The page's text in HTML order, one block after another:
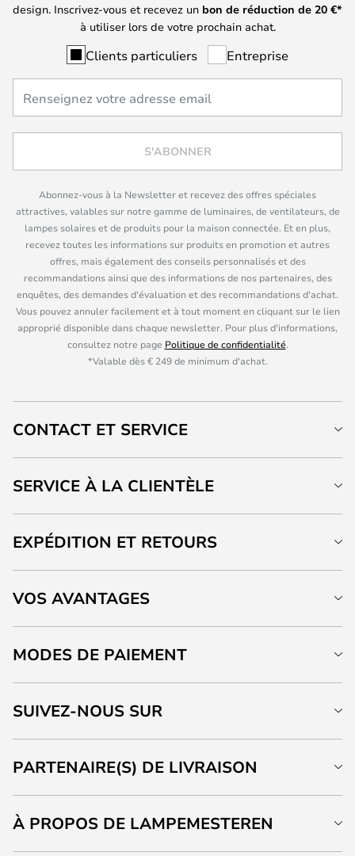
design. Inscrivez-vous et recevez un bon de réduction de 20 €*
à utiliser lors de votre prochain achat.
Clients particuliers Entreprise
S'ABONNER
Abonnez-vous à la Newsletter et recevez des offres spéciales
attractives, valables sur notre gamme de luminaires, de ventilateurs, de
lampes solaires et de produits pour la maison connectée. Et en plus,
recevez toutes les informations sur produits en promotion et autres
offres, mais également des conseils personnalisés et des
recommandations ainsi que des informations de nos partenaires, des
enquêtes, des demandes d'évaluation et des recommandations d'achat.
Vous pouvez annuler facilement et à tout moment en cliquant sur le lien
approprié disponible dans chaque newsletter. Pour plus d'informations,
consultez notre page Politique de confidentialité.
*Valable dès € 249 de minimum d'achat.
CONTACT ET SERVICE
SERVICE À LA CLIENTÈLE
EXPÉDITION ET RETOURS
VOS AVANTAGES
MODES DE PAIEMENT
SUIVEZ-NOUS SUR
PARTENAIRE(S) DE LIVRAISON
À PROPOS DE LAMPEMESTEREN